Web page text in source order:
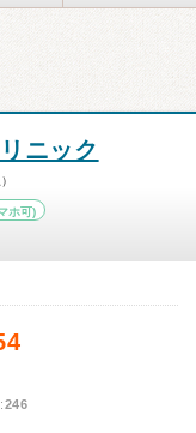
ニック
ホ可)
246